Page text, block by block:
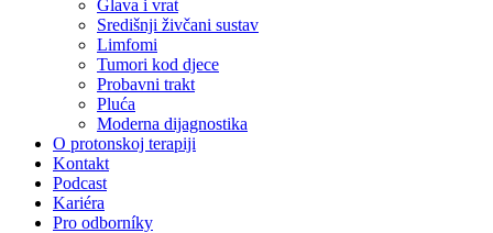
Glava i vrat
Središnji živčani sustav
Limfomi
Tumori kod djece
Probavni trakt
Pluća
Moderna dijagnostika
O protonskoj terapiji
Kontakt
Podcast
Kariéra
Pro odborníky